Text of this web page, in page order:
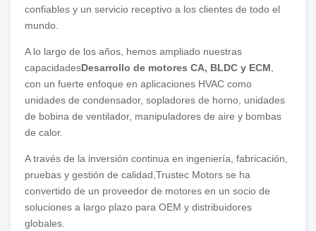
confiables y un servicio receptivo a los clientes de todo el
mundo.
A lo largo de los años, hemos ampliado nuestras
capacidadesDesarrollo de motores CA, BLDC y ECM
con un fuerte enfoque en aplicaciones HVAC como
unidades de condensador, sopladores de horno, unidades
de bobina de ventilador, manipuladores de aire y bombas
de calor.
A través de la inversión continua en ingeniería, fabricación,
pruebas y gestión de calidad,Trustec Motors se ha
convertido de un proveedor de motores en un socio de
soluciones a largo plazo para OEM y distribuidores
globales.